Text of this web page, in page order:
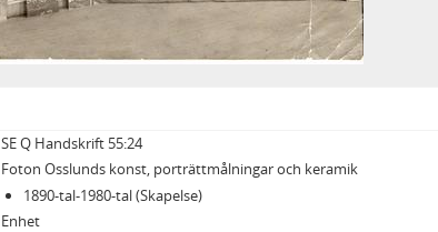
SE Q Handskrift 55:24
Foton Osslunds konst, porträttmålningar och keramik
1890-tal-1980-tal (Skapelse)
Enhet